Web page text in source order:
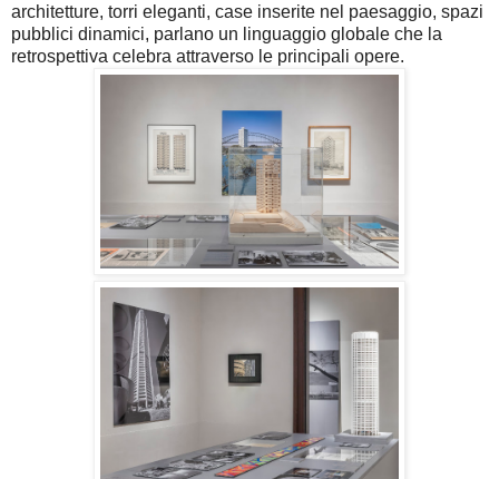
architetture, torri eleganti, case inserite nel paesaggio, spazi
pubblici dinamici, parlano un linguaggio globale che la
retrospettiva celebra attraverso le principali opere.